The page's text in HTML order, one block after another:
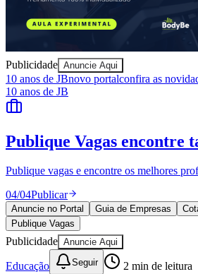
Publicidade Anuncie Aqui